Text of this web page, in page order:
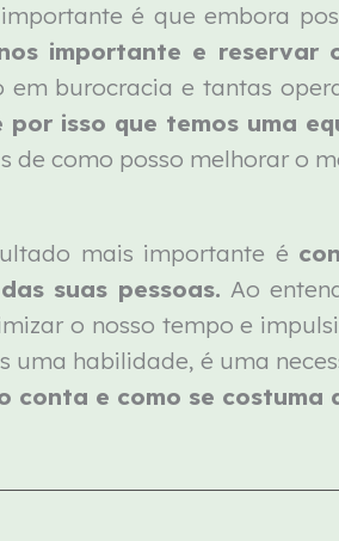
é que embora
importante e reservar
em burocracia e tantas
por isso que temos uma
de como posso melhorar o
mais importante é
suas pessoas. Ao
o nosso tempo e
uma habilidade, é uma
conta e como se costuma